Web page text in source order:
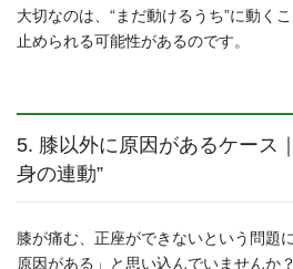
大切なのは、“まだ動けるうち”に動く
止められる可能性があるのです。
5. 膝以外に原因があるケース
身の連動”
膝が痛む、正座ができないという問題
原因がある」と思い込んでいませんか？